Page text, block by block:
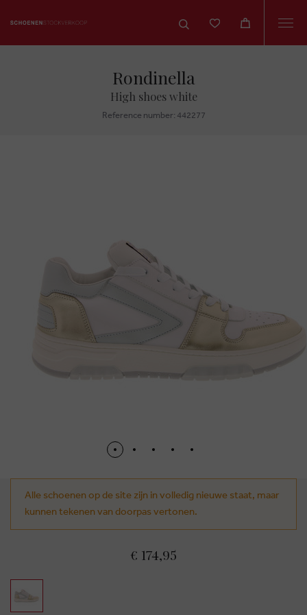
Rondinella
High shoes white
Reference number: 442277
Alle schoenen op de site zijn in volledig nieuwe staat, maar
kunnen tekenen van doorpas vertonen.
€ 174,95